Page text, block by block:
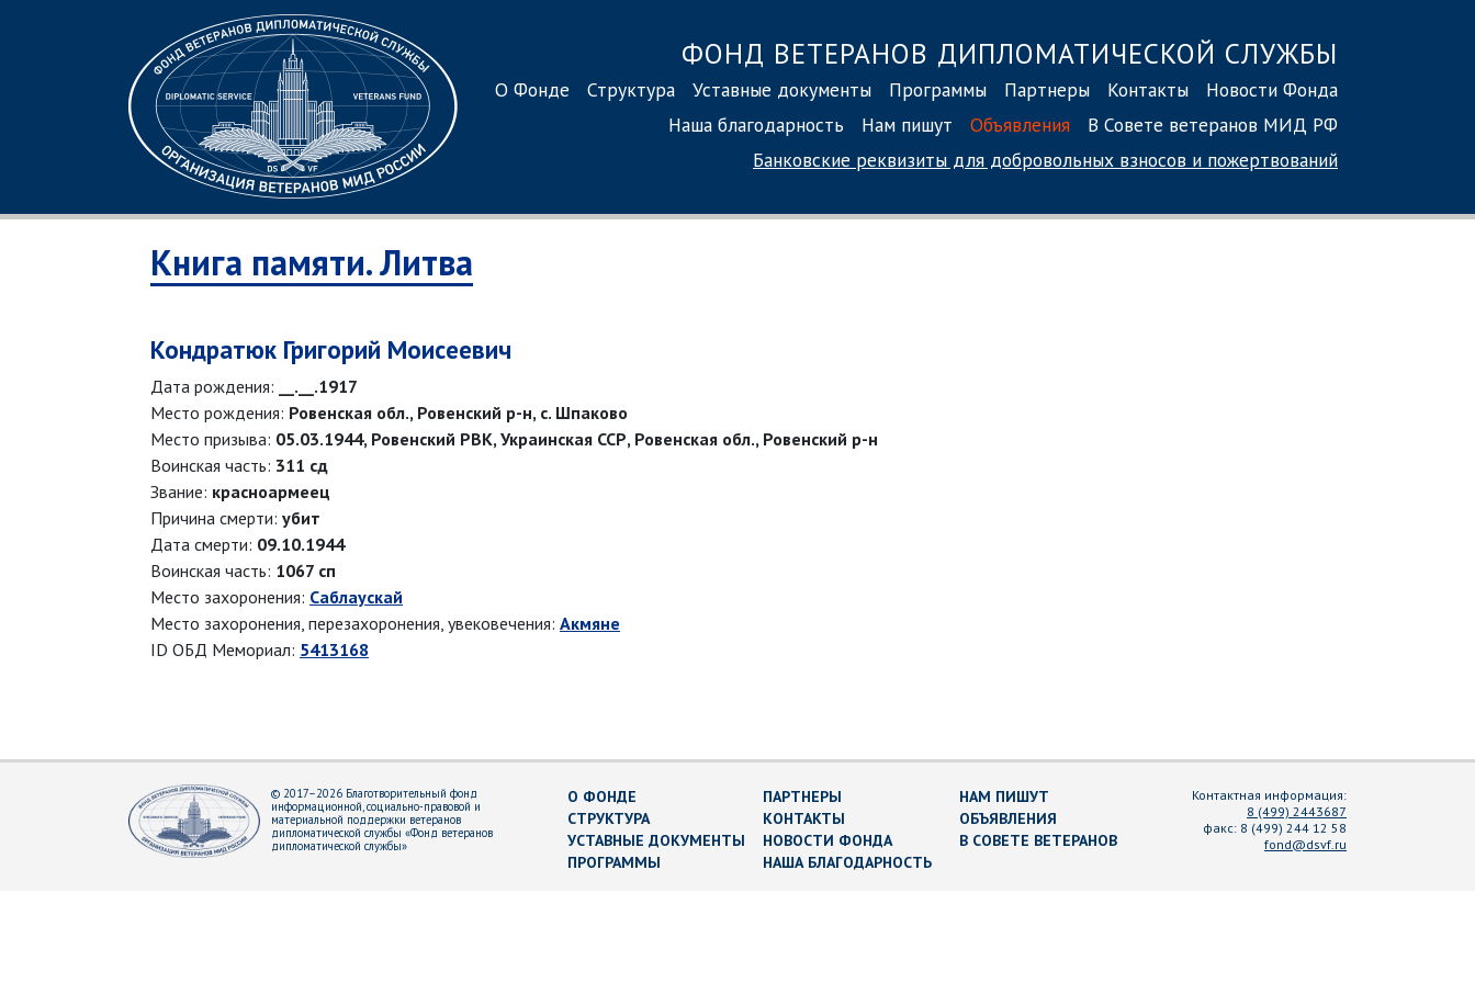
ФОНД ВЕТЕРАНОВ ДИПЛОМАТИЧЕСКОЙ СЛУЖБЫ
О Фонде Структура Уставные документы Программы Партнеры Контакты
Новости Фонда
Наша благодарность
Нам пишут Объявления
В Совете ветеранов МИД РФ
Банковские реквизиты для добровольных взносов и пожертвований
Книга памяти. Литва
Кондратюк Григорий Моисеевич
Дата рождения:
__.__.1917
Место рождения: Ровенская обл., Ровенский р-н, с. Шпаково
Место призыва: 05.03.1944, Ровенский РВК, Украинская ССР, Ровенская обл., Ровенский р-н
Воинская часть: 311 сд
Звание: красноармеец
Причина смерти: убит
Дата смерти: 09.10.1944
Воинская часть: 1067 сп
Место захоронения: Саблаускай
Место захоронения, перезахоронения, увековечения: Акмяне
ID ОБД Мемориал: 5413168
© 2017–2026 Благотворительный фонд
информационной, социально-правовой и
материальной поддержки ветеранов
дипломатической службы «Фонд ветеранов
дипломатической службы»
О ФОНДЕ
СТРУКТУРА
УСТАВНЫЕ ДОКУМЕНТЫ
ПРОГРАММЫ
ПАРТНЕРЫ
КОНТАКТЫ
НОВОСТИ ФОНДА
НАША БЛАГОДАРНОСТЬ
НАМ ПИШУТ
ОБЪЯВЛЕНИЯ
В СОВЕТЕ ВЕТЕРАНОВ
Контактная информация:
8 (499) 2443687
факс: 8 (499) 244 12 58
fond@dsvf.ru